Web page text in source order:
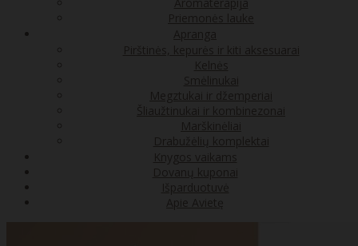
Priemonės lauke
Apranga
Pirštinės, kepurės ir kiti aksesuarai
Kelnės
Smėlinukai
Megztukai ir džemperiai
Šliaužtinukai ir kombinezonai
Marškinėliai
Drabužėlių komplektai
Knygos vaikams
Dovanų kuponai
Išparduotuvė
Apie Avietę